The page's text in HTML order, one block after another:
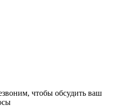
чтобы обсудить ваш